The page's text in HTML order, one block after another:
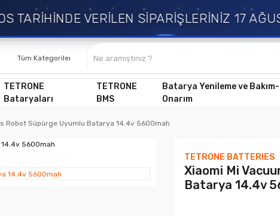
VERİLEN SİPARİŞLERİNİZ 17
TETRONE
Bataryaları
TETRONE
BMS
Batarya Yenileme ve Bakım-
Onarım
Robot Süpürge Uyumlu Batarya 14.4v 5600mah
TETRONE BATTERIES
Xiaomi Mi
Batarya 14.4v